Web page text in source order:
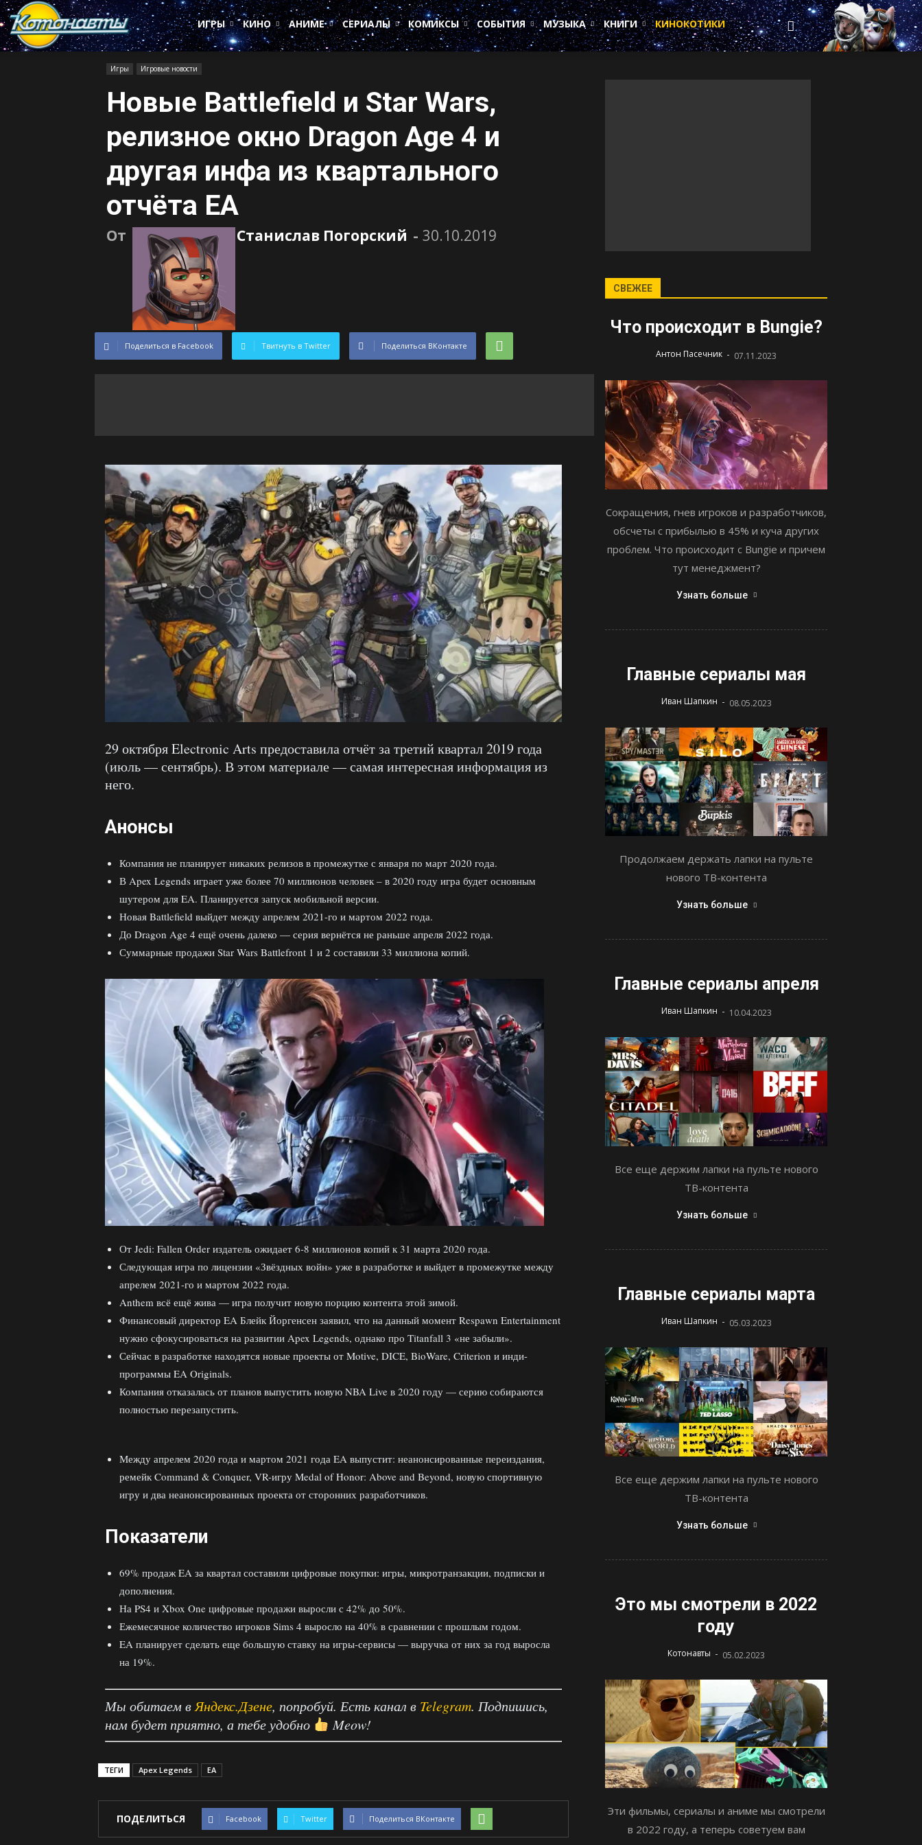
Котонавты
ИГРЫ
КИНО АНИМЕ СЕРИАЛЫ КОМИКСЫ СОБЫТИЯ МУЗЫКА КНИГИ КИНОКОТИКИ
Игры Игровые новости
Новые Battlefield и Star Wars,
релизное окно Dragon Age 4 и
другая инфа из квартального
отчёта EA
От Станислав Погорский - 30.10.2019
Поделиться в Facebook Твитнуть в Twitter Поделиться ВКонтакте
29 октября Electronic Arts предоставила отчёт за третий квартал 2019 года
(июль — сентябрь). В этом материале — самая интересная информация из
него.
Анонсы
Компания не планирует никаких релизов в промежутке с января по март 2020 года.
В Apex Legends играет уже более 70 миллионов человек – в 2020 году игра будет основным
шутером для EA. Планируется запуск мобильной версии.
Новая Battlefield выйдет между апрелем 2021-го и мартом 2022 года.
До Dragon Age 4 ещё очень далеко — серия вернётся не раньше апреля 2022 года.
Суммарные продажи Star Wars Battlefront 1 и 2 составили 33 миллиона копий.
От Jedi: Fallen Order издатель ожидает 6-8 миллионов копий к 31 марта 2020 года.
Следующая игра по лицензии «Звёздных войн» уже в разработке и выйдет в промежутке между
апрелем 2021-го и мартом 2022 года.
Anthem всё ещё жива — игра получит новую порцию контента этой зимой.
Финансовый директор EA Блейк Йоргенсен заявил, что на данный момент Respawn Entertainment
нужно сфокусироваться на развитии Apex Legends, однако про Titanfall 3 «не забыли».
Сейчас в разработке находятся новые проекты от Motive, DICE, BioWare, Criterion и инди-
программы EA Originals.
Компания отказалась от планов выпустить новую NBA Live в 2020 году — серию собираются
полностью перезапустить.
Между апрелем 2020 года и мартом 2021 года EA выпустит: неанонсированные переиздания,
ремейк Command & Conquer, VR-игру Medal of Honor: Above and Beyond, новую спортивную
игру и два неанонсированных проекта от сторонних разработчиков.
Показатели
69% продаж EA за квартал составили цифровые покупки: игры, микротранзакции, подписки и
дополнения.
На PS4 и Xbox One цифровые продажи выросли с 42% до 50%.
Ежемесячное количество игроков Sims 4 выросло на 40% в сравнении с прошлым годом.
EA планирует сделать еще большую ставку на игры-сервисы — выручка от них за год выросла
на 19%.
Мы обитаем в Яндекс.Дзене, попробуй. Есть канал в Telegram. Подпишись,
нам будет приятно, а тебе удобно
Meow!
ТЕГИ Apex Legends EA
ПОДЕЛИТЬСЯ Facebook Twitter Поделиться ВКонтакте
СВЕЖЕЕ
Что происходит в Bungie?
Антон Пасечник - 07.11.2023
Сокращения, гнев игроков и разработчиков,
обсчеты с прибылью в 45% и куча других
проблем. Что происходит с Bungie и причем
тут менеджмент?
Узнать больше
Главные сериалы мая
Иван Шапкин - 08.05.2023
Продолжаем держать лапки на пульте
нового ТВ-контента
Узнать больше
Главные сериалы апреля
Иван Шапкин - 10.04.2023
Все еще держим лапки на пульте нового
ТВ-контента
Узнать больше
Главные сериалы марта
Иван Шапкин - 05.03.2023
Все еще держим лапки на пульте нового
ТВ-контента
Узнать больше
Это мы смотрели в 2022
году
Котонавты - 05.02.2023
Эти фильмы, сериалы и аниме мы смотрели
в 2022 году, а теперь советуем вам